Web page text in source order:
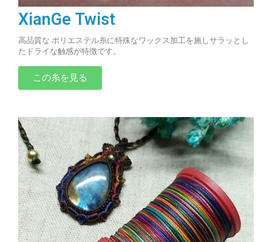
XianGe Twist
高品質な ポリエステル糸に特殊なワックス加工を施しサラッとし
たドライな触感が特徴です。
この糸を見る